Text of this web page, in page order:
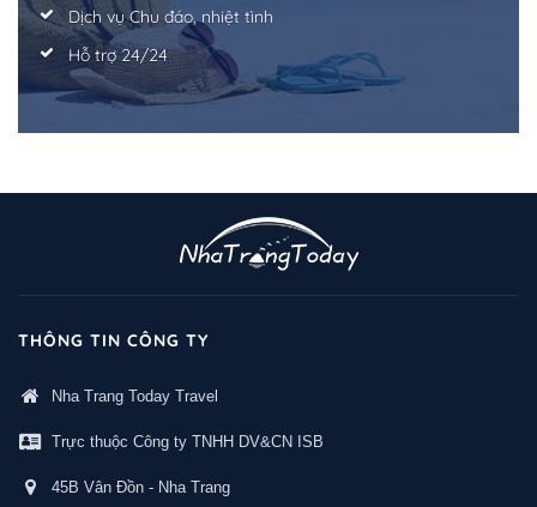
Dịch vụ Chu đáo, nhiệt tình
Hỗ trợ 24/24
THÔNG TIN CÔNG TY
Nha Trang Today Travel
Trực thuộc Công ty TNHH DV&CN ISB
45B Vân Đồn - Nha Trang